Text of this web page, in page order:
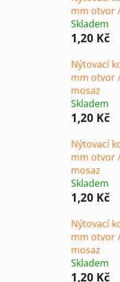
mm otvor
Skladem
1,20 Kč
Nýtovací
mm otvor
mosaz
Skladem
1,20 Kč
Nýtovací
mm otvor
mosaz
Skladem
1,20 Kč
Nýtovací
mm otvor
mosaz
Skladem
1,20 Kč